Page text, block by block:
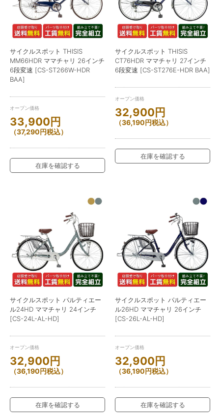
サイクルスポット THISIS
MM66HDR ママチャリ 26インチ
6段変速 [CS-ST266W-HDR
BAA]
オープン価格
33,900円
（37,290円税込）
在庫を確認する
サイクルスポット THISIS
CT76HDR ママチャリ 27インチ
6段変速 [CS-ST276E-HDR BAA]
オープン価格
32,900円
（36,190円税込）
在庫を確認する
サイクルスポット パルティエー
ル24HD ママチャリ 24インチ
[CS-24L-AL-HD]
オープン価格
32,900円
（36,190円税込）
在庫を確認する
サイクルスポット パルティエー
ル26HD ママチャリ 26インチ
[CS-26L-AL-HD]
オープン価格
32,900円
（36,190円税込）
在庫を確認する